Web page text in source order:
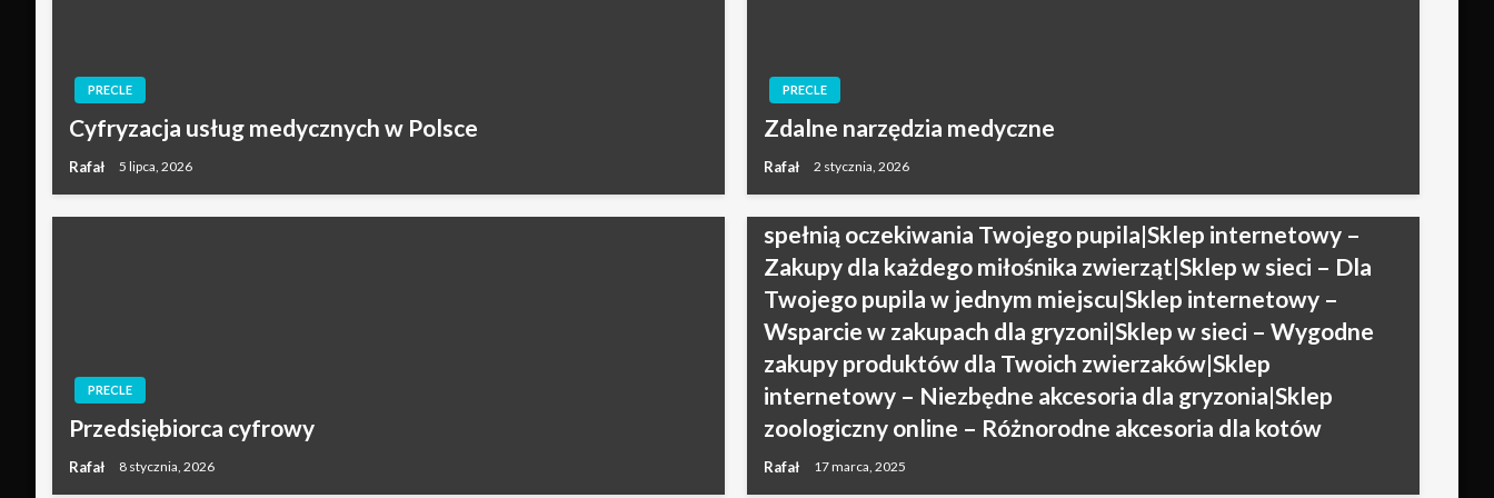
PRECLE
Cyfryzacja usług medycznych w Polsce
Rafał 5 lipca, 2026
PRECLE
Zdalne narzędzia medyczne
Rafał 2 stycznia, 2026
PRECLE
Przedsiębiorca cyfrowy
Rafał 8 stycznia, 2026
internetowy – Niezbędne akcesoria dla Twojego
pupila|Sklep internetowy – Jakość w każdym zakupie dla
kotów|Sklep zoologiczny – Sprawdzone akcesoria w super
cenach|Sklep zoologiczny online – Szeroka gama dla
Twojego kota|Sklep internetowy – Znajdź produkty, które
spełnią oczekiwania Twojego pupila|Sklep internetowy –
Zakupy dla każdego miłośnika zwierząt|Sklep w sieci – Dla
Twojego pupila w jednym miejscu|Sklep internetowy –
Wsparcie w zakupach dla gryzoni|Sklep w sieci – Wygodne
zakupy produktów dla Twoich zwierzaków|Sklep
internetowy – Niezbędne akcesoria dla gryzonia|Sklep
zoologiczny online – Różnorodne akcesoria dla kotów
Rafał 17 marca, 2025